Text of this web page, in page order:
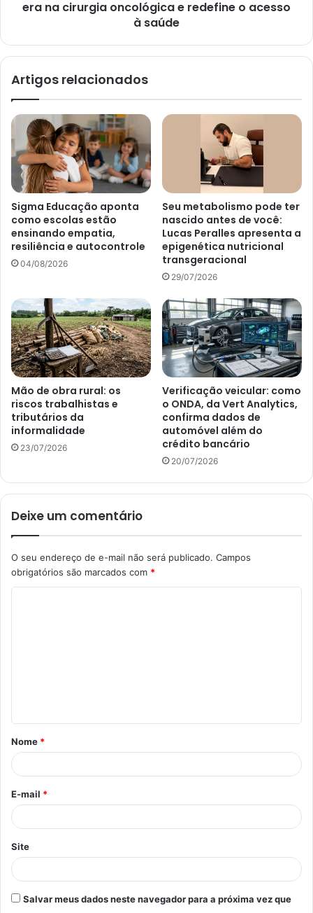
era na cirurgia oncológica e redefine o acesso
à saúde
Artigos relacionados
Sigma Educação aponta
como escolas estão
ensinando empatia,
resiliência e autocontrole
04/08/2026
Seu metabolismo pode ter
nascido antes de você:
Lucas Peralles apresenta a
epigenética nutricional
transgeracional
29/07/2026
Mão de obra rural: os
riscos trabalhistas e
tributários da
informalidade
23/07/2026
Verificação veicular: como
o ONDA, da Vert Analytics,
confirma dados de
automóvel além do
crédito bancário
20/07/2026
Deixe um comentário
O seu endereço de e-mail não será publicado. Campos
obrigatórios são marcados com *
á
r
*
Nome *
E-mail *
Site
Salvar meus dados neste navegador para a próxima vez que